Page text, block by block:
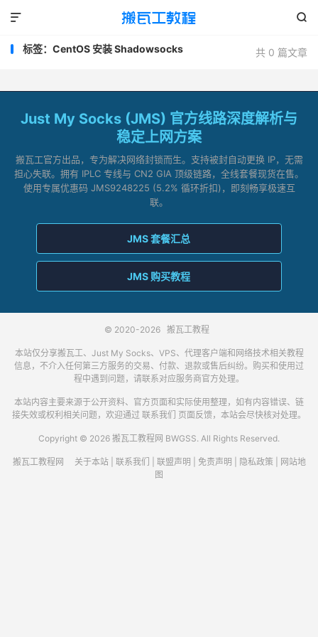


共 0 篇文章
标签：CentOS 安装 Shadowsocks
Just My Socks (JMS) 官方线路深度解析与
稳定上网方案
搬瓦工官方出品，专为解决网络封锁而生。支持被封自动更换 IP，无需
担心失联。拥有 IPLC 专线与 CN2 GIA 顶级链路，全线套餐现货在售。
使用专属优惠码 JMS9248225 (5.2% 循环折扣)，即刻畅享极速互
联。
JMS 套餐汇总
JMS 购买教程
© 2020-2026 搬瓦工教程
本站仅分享搬瓦工、Just My Socks、VPS、代理客户端和网络技术相关教程
信息，不介入任何第三方服务的交易、付款、退款或售后纠纷。购买和使用过
程中遇到问题，请联系对应服务商官方处理。
本站内容主要来源于公开资料、官方页面和实际使用整理，如有内容错误、链
接失效或权利相关问题，欢迎通过 联系我们 页面反馈，本站会尽快核对处理。
Copyright © 2026 搬瓦工教程网 BWGSS. All Rights Reserved.
搬瓦工教程网 关于本站| 联系我们 联盟声明 免责声明 隐私政策
网站地
图